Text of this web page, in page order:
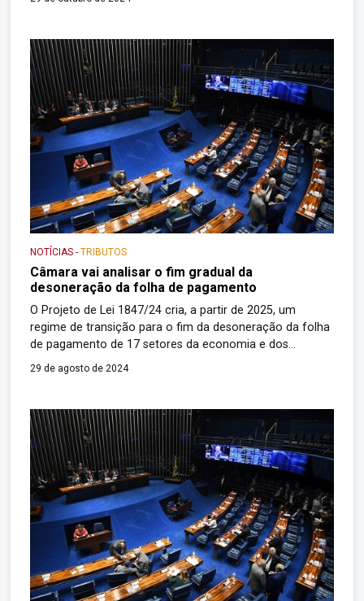
a data de hoje (25/10/2024) contendo o […]
NOTÍCIAS -TRIBUTOS
Câmara vai analisar o fim gradual da
desoneração da folha de pagamento
O Projeto de Lei 1847/24 cria, a partir de 2025, um
regime de transição para o fim da desoneração da folha
de pagamento de 17 setores da economia e dos
municípios com até 156.216 habitantes. O texto também
mantém a desoneração para as empresas e municípios
29 de agosto de 2024